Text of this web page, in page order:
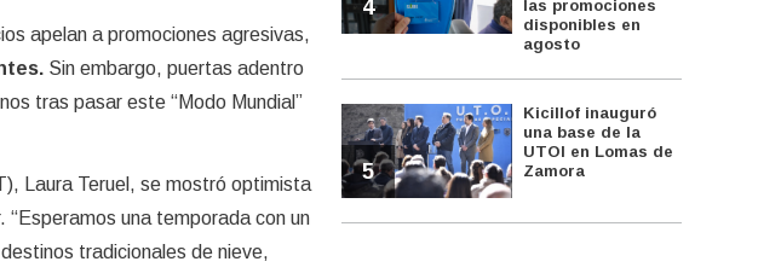
apelan a promociones agresivas,
Sin embargo, puertas adentro
tras pasar este “Modo Mundial”
Laura Teruel, se mostró optimista
“Esperamos una temporada con un
tradicionales de nieve,
4
las promociones
disponibles en
agosto
5
Kicillof inauguró
una base de la
UTOI en Lomas de
Zamora